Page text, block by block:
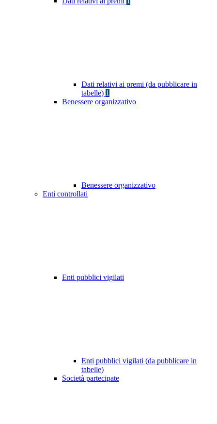
Dati relativi ai premi (da pubblicare in
tabelle) 1
Benessere organizzativo
Benessere organizzativo
Enti controllati
Enti pubblici vigilati
Enti pubblici vigilati (da pubblicare in
tabelle)
Società partecipate